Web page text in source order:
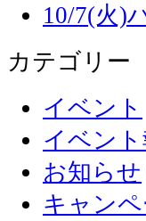
10/7(火)
カテゴリー
イベント
イベン
お知らせ
キャン